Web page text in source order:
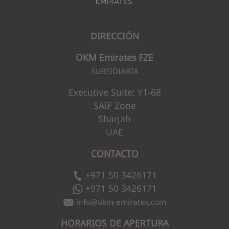
DIRECCIÓN
OKM Emirates FZE
SUBSIDIARIA
Executive Suite: Y1-68
SAIF Zone
Sharjah
UAE
CONTACTO
+971 50 3426171
+971 50 3426171
info@okm-emirates.com
HORARIOS DE APERTURA